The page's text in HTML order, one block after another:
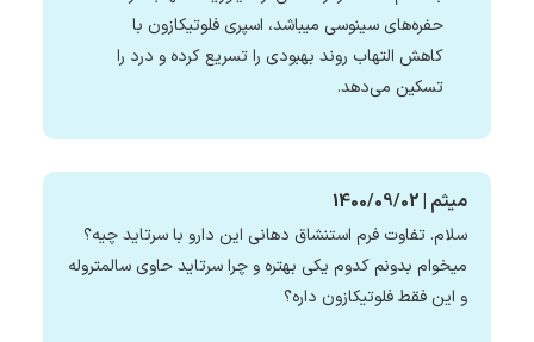
حفره‌های سینوسی میباشد، اسپری فلوتیکازون با
کاهش التهاب روند بهبودی را تسریع کرده و درد را
تسکین می‌دهد.
میثم | 1400/09/02
سلام. تفاوت فرم استنشاق دهانی این دارو با سرتاید چیه؟
میخوام بدونم کدوم یکی بهتره و چرا سرتاید حاوی سالمتروله
و این فقط فلوتیکازون داره؟